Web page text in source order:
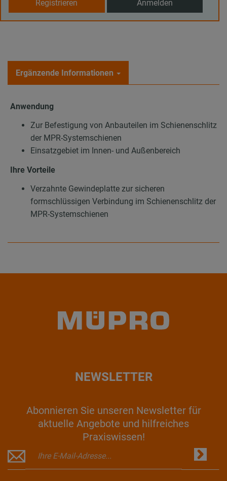
Registrieren Anmelden
Ergänzende Informationen
Anwendung
Zur Befestigung von Anbauteilen im Schienenschlitz
der MPR-Systemschienen
Einsatzgebiet im Innen- und Außenbereich
Ihre Vorteile
Verzahnte Gewindeplatte zur sicheren
formschlüssigen Verbindung im Schienenschlitz der
MPR-Systemschienen
NEWSLETTER
Abonnieren Sie unseren Newsletter für
aktuelle Angebote und hilfreiches
Praxiswissen!